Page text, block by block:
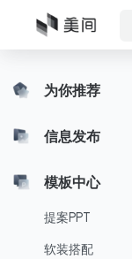
为你推荐
信息发布
模板中心
提案PPT
软装搭配